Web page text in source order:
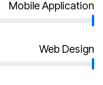
Mobile Application
Web Design